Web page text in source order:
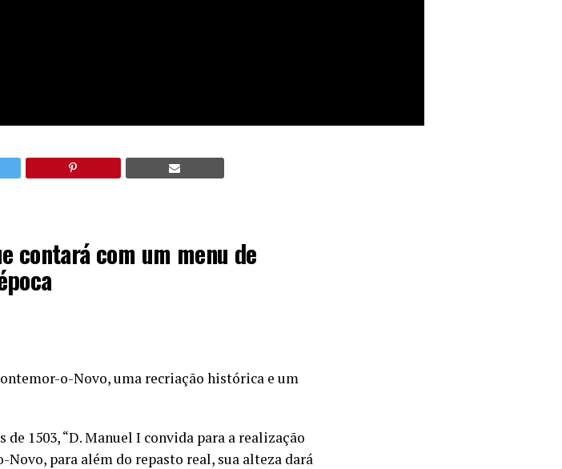
contará com um menu de
o-Novo, uma recriação histórica e um
1503, “D. Manuel I convida para a realização
para além do repasto real, sua alteza dará